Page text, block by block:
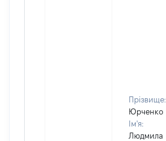
Прізвище:
Юрченко
Ім'я:
Людмила